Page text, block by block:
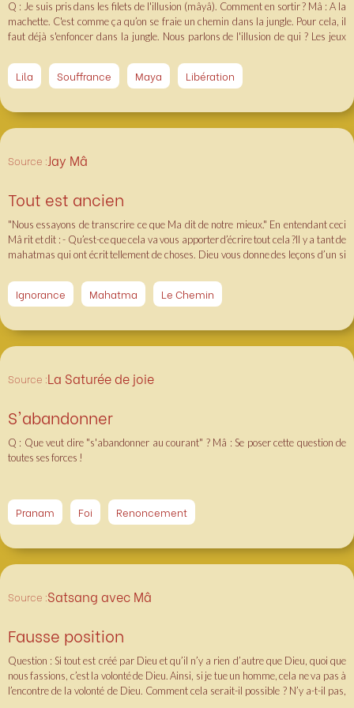
Q : Je suis pris dans les filets de l'illusion (mâyâ). Comment en sortir ? Mâ : A la
machette. C'est comme ça qu’on se fraie un chemin dans la jungle. Pour cela, il
faut déjà s'enfoncer dans la jungle. Nous parlons de l'illusion de qui ? Les jeux
fin. Même au plus profond de la jungle, on peut ouvrir une clairière. Un pot bien
astiqué révèle sa qualité. "Cela qui est" resplendit quand on a suffisamment
en suivant les conseils de son guide (guru). Tant que le guide de n'a pas été trouvé,
tous les noms font écho à Son Nom, toutes les formes sont Sa forme, toutes les
l'illusion ? Quelle est la voie ? Quels sont les moyens ? D'une façon ou d'une autre,
pensez toujours à Lui. Nos pensées, nos paroles, dédions-les Lui. Le reste n'est que
Lila Souffrance Maya Libération
Source :Jay Mâ
Tout est ancien
"Nous essayons de transcrire ce que Ma dit de notre mieux." En entendant ceci
Mâ rit et dit : - Qu’est-ce que cela va vous apporter d’écrire tout cela ?Il y a tant de
mahatmas qui ont écrit tellement de choses. Dieu vous donne des leçons d’un si
ouvrage de plus du même genre ; Qu’allez-vous écrire de nouveau ? Rien n’est
nouveau, tout est ancien.En disant cela, elle se mit à rire comme une enfant….
Ignorance Mahatma Le Chemin
Source :La Saturée de joie
S'abandonner
Q : Que veut dire "s'abandonner au courant" ? Mâ : Se poser cette question de
toutes ses forces !
Pranam Foi Renoncement
Source :Satsang avec Mâ
Fausse position
Question : Si tout est créé par Dieu et qu’il n’y a rien d’autre que Dieu, quoi que
nous fassions, c’est la volonté de Dieu. Ainsi, si je tue un homme, cela ne va pas à
l’encontre de la volonté de Dieu. Comment cela serait-il possible ? N’y a-t-il pas,